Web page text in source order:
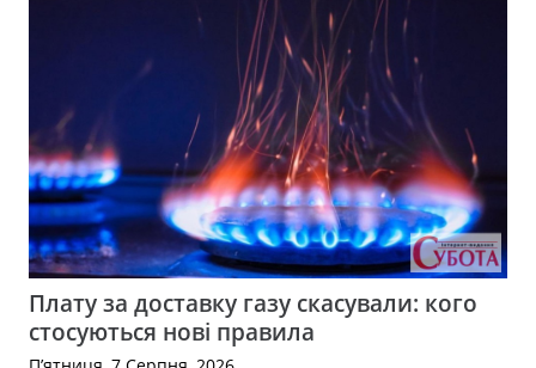
Плату за доставку газу скасували: кого
стосуються нові правила